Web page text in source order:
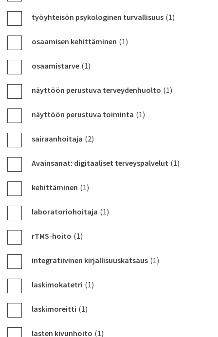
työyhteisön psykologinen turvallisuus (1)
osaamisen kehittäminen (1)
osaamistarve (1)
näyttöön perustuva terveydenhuolto (1)
näyttöön perustuva toiminta (1)
sairaanhoitaja (2)
Avainsanat: digitaaliset terveyspalvelut (1)
kehittäminen (1)
laboratoriohoitaja (1)
rTMS-hoito (1)
integratiivinen kirjallisuuskatsaus (1)
laskimokatetri (1)
laskimoreitti (1)
lasten kivunhoito (1)